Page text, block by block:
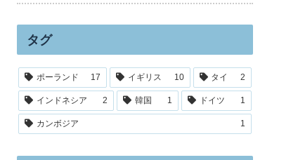
タグ
ポーランド 17 イギリス 10 タイ 2
インドネシア 2 韓国 1 ドイツ 1
カンボジア 1